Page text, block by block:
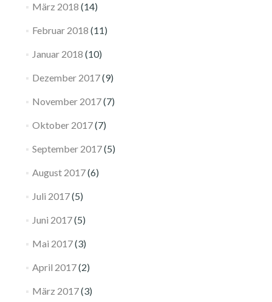
März 2018 (14)
Februar 2018 (11)
Januar 2018 (10)
Dezember 2017(9)
November 2017(7)
Oktober 2017(7)
September 2017(5)
August 2017(6)
Juli 2017(5)
Juni 2017(5)
Mai 2017(3)
April 2017(2)
März 2017(3)